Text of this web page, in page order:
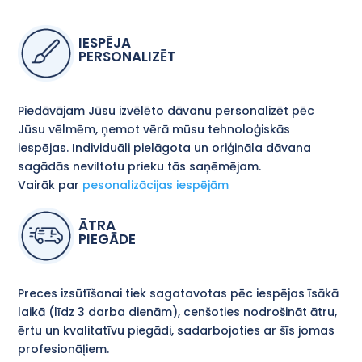
IESPĒJA
PERSONALIZĒT
Piedāvājam Jūsu izvēlēto dāvanu personalizēt pēc
Jūsu vēlmēm, ņemot vērā mūsu tehnoloģiskās
iespējas. Individuāli pielāgota un oriģināla dāvana
sagādās neviltotu prieku tās saņēmējam.
Vairāk par pesonalizācijas iespējām
ĀTRA
PIEGĀDE
Preces izsūtīšanai tiek sagatavotas pēc iespējas īsākā
laikā (līdz 3 darba dienām), cenšoties nodrošināt ātru,
ērtu un kvalitatīvu piegādi, sadarbojoties ar šīs jomas
profesionāļiem.